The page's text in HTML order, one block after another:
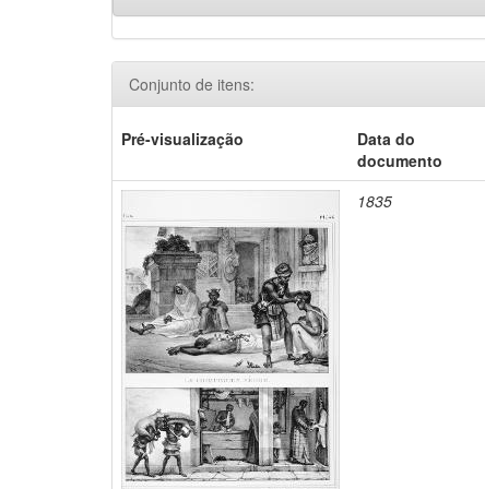
Conjunto de itens:
Pré-visualização
Data do
documento
1835